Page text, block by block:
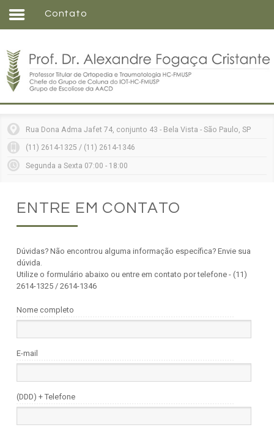
Home
Entenda sua doença
Tratamentos
Vídeos
Consultórios
Contato
Rua Dona Adma Jafet 74, conjunto 43 - Bela Vista - São Paulo, SP
(11) 2614-1325 / (11) 2614-1346
Segunda a Sexta 07:00 - 18:00
ENTRE EM CONTATO
Dúvidas? Não encontrou alguma informação específica? Envie sua
dúvida.
Utilize o formulário abaixo ou entre em contato por telefone - (11)
2614-1325 / 2614-1346
Nome completo
E-mail
(DDD) + Telefone